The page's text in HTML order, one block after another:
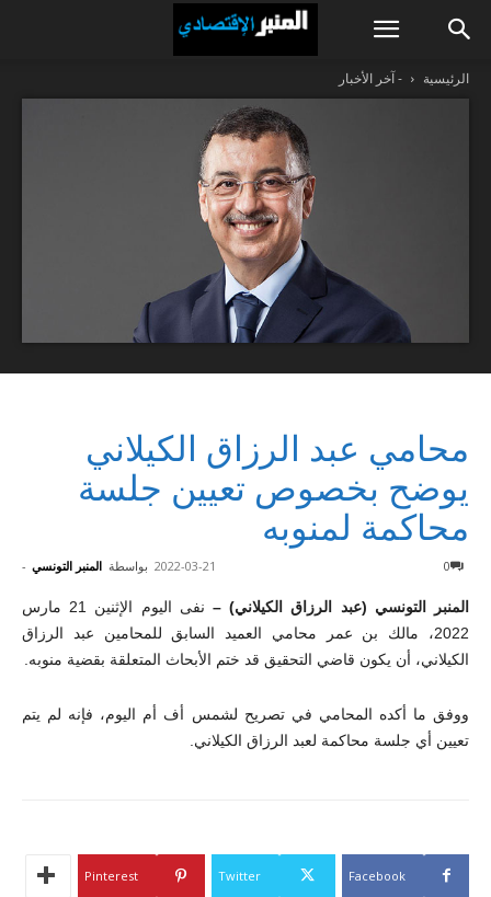
الرئيسية - آخر الأخبار
محامي عبد الرزاق الكيلاني
يوضح بخصوص تعيين جلسة
محاكمة لمنوبه
بواسطة المنبر التونسي - 2022-03-21 0
المنبر التونسي (عبد الرزاق الكيلاني) –
نفى اليوم الإثنين 21 مارس
2022، مالك بن عمر محامي العميد السابق للمحامين عبد الرزاق
الكيلاني، أن يكون قاضي التحقيق قد ختم الأبحاث المتعلقة بقضية منوبه.
ووفق ما أكده المحامي في تصريح لشمس أف أم اليوم، فإنه لم يتم
تعيين أي جلسة محاكمة لعبد الرزاق الكيلاني.
Facebook
Twitter
Pinterest